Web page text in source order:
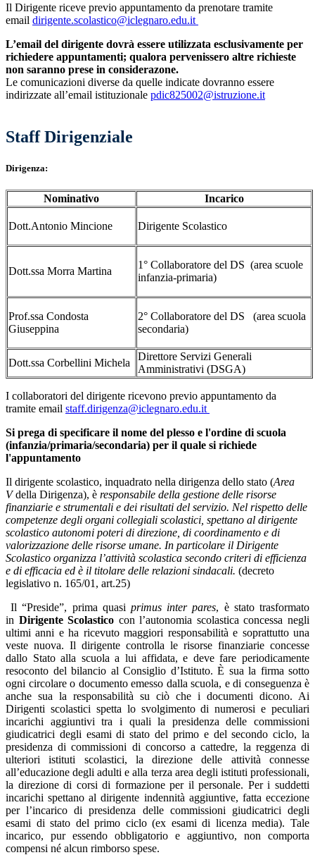
Il Dirigente riceve previo appuntamento da prenotare tramite
email dirigente.scolastico@iclegnaro.edu.it
L’email del dirigente dovrà essere utilizzata esclusivamente per
richiedere appuntamenti; qualora pervenissero altre richieste
non saranno prese in considerazone.
Le comunicazioni diverse da quelle indicate dovranno essere
indirizzate all’email istituzionale pdic825002@istruzione.it
Staff Dirigenziale
Dirigenza:
Nominativo Incarico
Dott.Antonio Mincione Dirigente Scolastico
Dott.ssa Morra Martina
1° Collaboratore del DS (area scuole
infanzia-primaria)
Prof.ssa Condosta
Giuseppina
2° Collaboratore del DS (area scuola
secondaria)
Dott.ssa Corbellini Michela
Direttore Servizi Generali
Amministrativi (DSGA)
I collaboratori del dirigente ricevono previo appuntamento da
tramite email staff.dirigenza@iclegnaro.edu.it
Si prega di specificare il nome del plesso e l'ordine di scuola
(infanzia/primaria/secondaria) per il quale si richiede
l'appuntamento
Il dirigente scolastico, inquadrato nella dirigenza dello stato (Area
Vdella Dirigenza), è responsabile della gestione delle risorse
finanziarie e strumentali e dei risultati del servizio. Nel rispetto delle
competenze degli organi collegiali scolastici, spettano al dirigente
scolastico autonomi poteri di direzione, di coordinamento e di
valorizzazione delle risorse umane. In particolare il Dirigente
Scolastico organizza l’attività scolastica secondo criteri di efficienza
e di efficacia ed è il titolare delle relazioni sindacali. (decreto
legislativo n. 165/01, art.25)
Il “Preside”, prima quasi primus inter pares, è stato trasformato
in Dirigente Scolastico con l’autonomia scolastica concessa negli
ultimi anni e ha ricevuto maggiori responsabilità e soprattutto una
veste nuova. Il dirigente controlla le risorse finanziarie concesse
dallo Stato alla scuola a lui affidata, e deve fare periodicamente
resoconto del bilancio al Consiglio d’Istituto. È sua la firma sotto
ogni circolare o documento emesso dalla scuola, e di conseguenza è
anche sua la responsabilità su ciò che i documenti dicono. Ai
Dirigenti scolastici spetta lo svolgimento di numerosi e peculiari
incarichi aggiuntivi tra i quali la presidenza delle commissioni
giudicatrici degli esami di stato del primo e del secondo ciclo, la
presidenza di commissioni di concorso a cattedre, la reggenza di
ulteriori istituti scolastici, la direzione delle attività connesse
all’educazione degli adulti e alla terza area degli istituti professionali,
la direzione di corsi di formazione per il personale. Per i suddetti
incarichi spettano al dirigente indennità aggiuntive, fatta eccezione
per l’incarico di presidenza delle commissioni giudicatrici degli
esami di stato del primo ciclo (ex esami di licenza media). Tale
incarico, pur essendo obbligatorio e aggiuntivo, non comporta
compensi né alcun rimborso spese.